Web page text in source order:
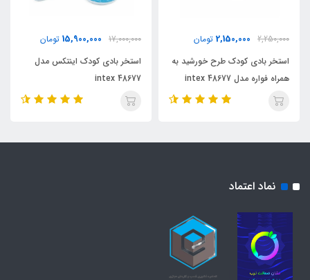
2,250,000
2,150,000 تومان
استخر بادی کودک طرح خورشید به
همراه فواره مدل 48677 intex
17,000,000
15,900,000 تومان
استخر بادی کودک اینتکس مدل
48677 intex
نماد اعتماد